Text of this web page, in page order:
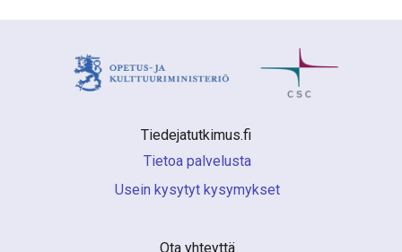
Tiedejatutkimus.fi
Tietoa palvelusta
Usein kysytyt kysymykset
Ota yhteyttä